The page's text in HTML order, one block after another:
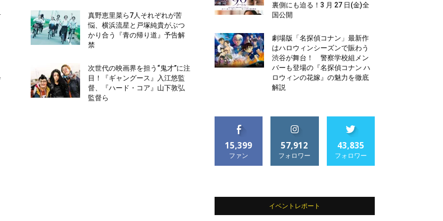
真野恵里菜ら7人それぞれが苦
悩、横浜流星と戸塚純貴がぶつ
かり合う『青の帰り道』予告解
禁
次世代の映画界を担う“鬼才”に注
目！『ギャングース』入江悠監
督、『ハード・コア』山下敦弘
監督ら
裏側にも迫る！3 月 27 日(金)全
国公開
劇場版「名探偵コナン」最新作
はハロウィンシーズンで賑わう
渋谷が舞台！ 警察学校組メン
バーも登場の『名探偵コナン ハ
ロウィンの花嫁』の魅力を徹底
解説
15,399
ファン
57,912
フォロワー
43,835
フォロワー
イベントレポート